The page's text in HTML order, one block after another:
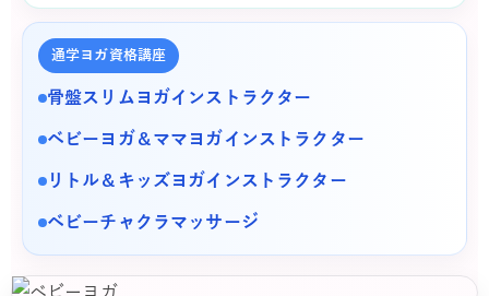
通学ヨガ資格講座
骨盤スリムヨガインストラクター
ベビーヨガ＆ママヨガインストラクター
リトル＆キッズヨガインストラクター
ベビーチャクラマッサージ